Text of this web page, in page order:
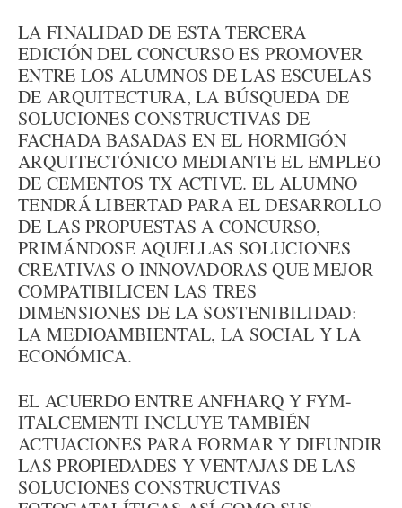
LA FINALIDAD DE ESTA TERCERA
EDICIÓN DEL CONCURSO ES PROMOVER
ENTRE LOS ALUMNOS DE LAS ESCUELAS
DE ARQUITECTURA, LA BÚSQUEDA DE
SOLUCIONES CONSTRUCTIVAS DE
FACHADA BASADAS EN EL HORMIGÓN
ARQUITECTÓNICO MEDIANTE EL EMPLEO
DE CEMENTOS TX ACTIVE. EL ALUMNO
TENDRÁ LIBERTAD PARA EL DESARROLLO
DE LAS PROPUESTAS A CONCURSO,
PRIMÁNDOSE AQUELLAS SOLUCIONES
CREATIVAS O INNOVADORAS QUE MEJOR
COMPATIBILICEN LAS TRES
DIMENSIONES DE LA SOSTENIBILIDAD:
LA MEDIOAMBIENTAL, LA SOCIAL Y LA
ECONÓMICA.
EL ACUERDO ENTRE ANFHARQ Y FYM-
ITALCEMENTI INCLUYE TAMBIÉN
ACTUACIONES PARA FORMAR Y DIFUNDIR
LAS PROPIEDADES Y VENTAJAS DE LAS
SOLUCIONES CONSTRUCTIVAS